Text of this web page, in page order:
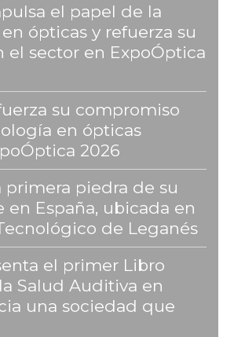
el papel de la
ópticas y refuerza su
el sector en ExpoÓptica
su compromiso
en ópticas
2026
primera piedra de su
en España, ubicada en
de Leganés
el primer Libro
Salud Auditiva en
una sociedad que